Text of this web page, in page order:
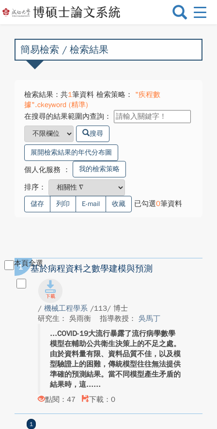
選
換
簡易檢索 / 檢索結果
檢索結果：共1筆資料 檢索策略：
"疾程數
據".ckeyword (精準)
在搜尋的結果範圍內查詢：
搜尋
展開檢索結果的年代分布圖
個人化服務 ： 我的檢索策略
排序：
儲存 列印 E-mail 收藏 已勾選0筆資料
本頁全選
1 基於病程資料之數學建模與預測
/ 機械工程學系 /113/ 博士
研究生： 吳雨衡
指導教授： 吳馬丁
COVID-19大流行暴露了流行病學數學
模型在輔助公共衛生決策上的不足之處。
由於資料量有限、資料品質不佳，以及模
型驗證上的困難，傳統模型往往無法提供
準確的預測結果。當不同模型產生矛盾的
結果時，這...
點閱：47
下載：0
1